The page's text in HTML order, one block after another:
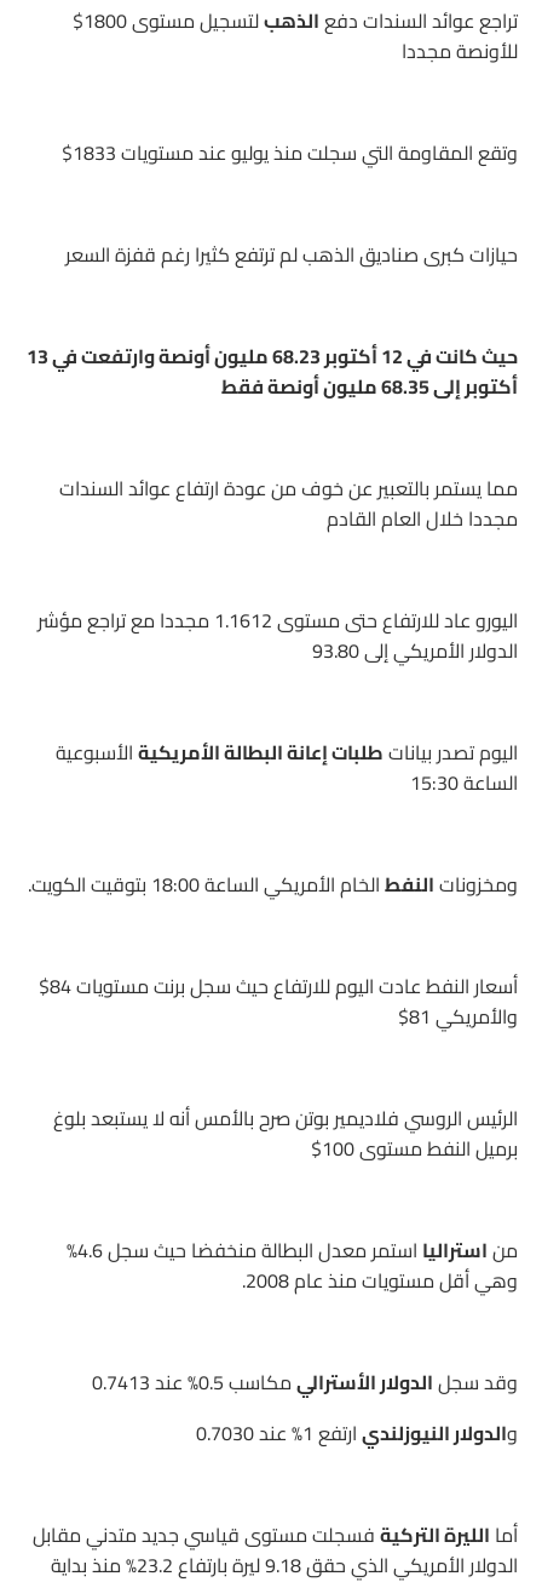
تراجع عوائد السندات دفعالذهب
لتسجيل مستوى 1800$
للأونصة مجددا
وتقع المقاومة التي سجلت منذ يوليو عند مستويات 1833$
حيازات كبرى صناديق الذهب لم ترتفع كثيرا رغم قفزة السعر
حيث كانت في 12 أكتوبر 68.23 مليون أونصة وارتفعت في 13
أكتوبر إلى 68.35 مليون أونصة فقط
مما يستمر بالتعبير عن خوف من عودة ارتفاع عوائد السندات
مجددا خلال العام القادم
اليورو عاد للارتفاع حتى مستوى 1.1612 مجددا مع تراجع مؤشر
الدولار الأمريكي إلى 93.80
اليوم تصدر بياناتطلبات إعانة البطالة الأمريكيةالأسبوعية
الساعة 15:30
ومخزوناتالنفطالخام الأمريكي الساعة 18:00 بتوقيت الكويت.
أسعار النفط عادت اليوم للارتفاع حيث سجل برنت مستويات 84$
والأمريكي 81$
الرئيس الروسي فلاديمير بوتن صرح بالأمس أنه لا يستبعد بلوغ
برميل النفط مستوى 100$
مناستراليا
استمر معدل البطالة منخفضا حيث سجل 4.6%
وهي أقل مستويات منذ عام 2008.
وقد سجلالدولار الأستراليمكاسب 0.5% عند 0.7413
والدولار النيوزلنديارتفع 1% عند 0.7030
أما الليرة التركيةفسجلت مستوى قياسي جديد متدني مقابل
الدولار الأمريكي الذي حقق 9.18 ليرة بارتفاع 23.2% منذ بداية